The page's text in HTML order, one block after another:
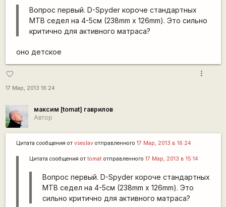
Вопрос первый. D-Spyder короче стандартных
МТВ седел на 4-5см (238mm x 126mm). Это сильно
критично для активного матраса?
оно детское
favorite_border
17 Мар, 2013 16:24
more_vert
максим [tomat] гаврилов
Автор
Цитата сообщения от vseslavотправленного 17 Мар, 2013 в 16:24
Цитата сообщения от tomatотправленного 17 Мар, 2013 в 15:14
Вопрос первый. D-Spyder короче стандартных
МТВ седел на 4-5см (238mm x 126mm). Это
сильно критично для активного матраса?